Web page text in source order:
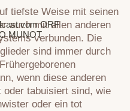
vom ORF
MUNOT
tiefste Weise mit seinen
auch mit allen anderen
verbunden. Die
sind immer durch
wenn diese anderen
oder tabuisiert sind, wie
oder ein tot